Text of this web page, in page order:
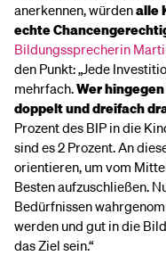
anerkennen, würdenalle
echte
Bildungssprecherin
den Punkt: „Jede
mehrfach.Wer
doppelt und dreifach
Prozent des BIP in die
sind es 2 Prozent. An
orientieren, um vom
Besten aufzuschließen.
Bedürfnissen
werden und gut in die
das Ziel sein.“